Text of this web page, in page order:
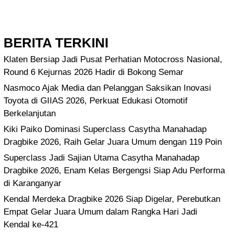
BERITA TERKINI
Klaten Bersiap Jadi Pusat Perhatian Motocross Nasional,
Round 6 Kejurnas 2026 Hadir di Bokong Semar
Nasmoco Ajak Media dan Pelanggan Saksikan Inovasi
Toyota di GIIAS 2026, Perkuat Edukasi Otomotif
Berkelanjutan
Kiki Paiko Dominasi Superclass Casytha Manahadap
Dragbike 2026, Raih Gelar Juara Umum dengan 119 Poin
Superclass Jadi Sajian Utama Casytha Manahadap
Dragbike 2026, Enam Kelas Bergengsi Siap Adu Performa
di Karanganyar
Kendal Merdeka Dragbike 2026 Siap Digelar, Perebutkan
Empat Gelar Juara Umum dalam Rangka Hari Jadi
Kendal ke-421